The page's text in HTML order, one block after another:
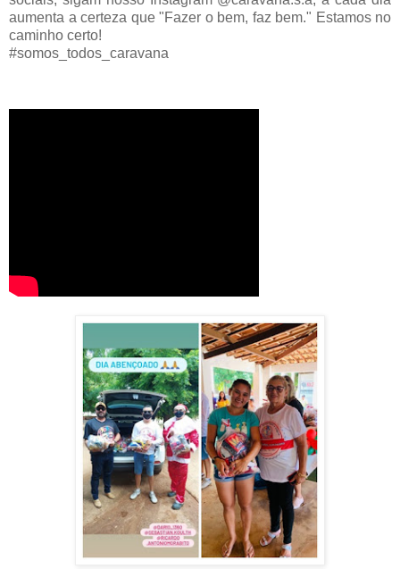
aumenta a certeza que "Fazer o bem, faz bem." Estamos no
caminho certo!
#somos_todos_caravana